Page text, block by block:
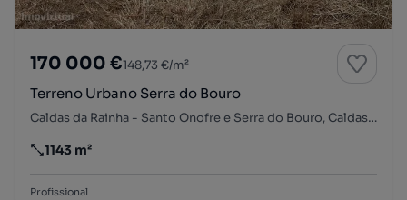
170 000 €148,73 €/m²
Terreno Urbano Serra do Bouro
Caldas da Rainha - Santo Onofre e Serra do Bouro, Caldas da Rainha, Leiria
Preço por metro quadrado
1143 m²
Profissional